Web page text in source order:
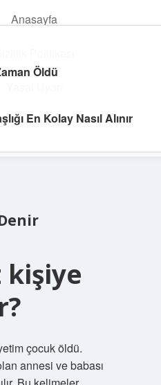
Anasayfa
Hakkımızda
şenlendir!
kişiye
çocuk öldü.
annesi ve babası
Öldü
En Kolay Nasıl Alınır